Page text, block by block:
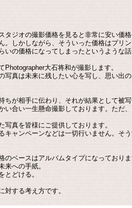
タジオの撮影価格を見ると非常に安い価
。しかしながら、そういった価格はプリ
いの価格になってしまったというような話
Photographer大石将和が撮影します。
写真は未来に残したい心を写し、思い出
ちが相手に伝わり、それが結果として被
い合い一生懸命撮影しております。ただ
写真を皆様にご提供しております。
キャンペーンなどは一切行いません。そ
のベースはアルバムタイプになっておりま
来への手紙。
とどける。
対する考え方です。